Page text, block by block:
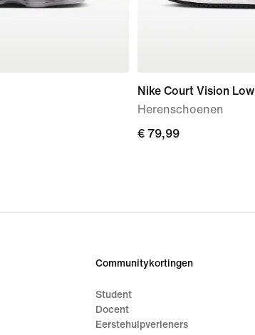
Nike Court Vision Low
Herenschoenen
€ 79,99
€ 79,99
Communitykortingen
Student
Docent
Eerstehulpverleners